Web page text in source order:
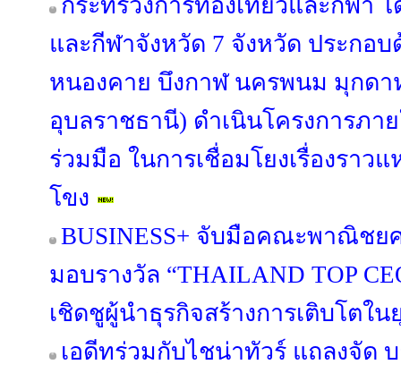
กระทรวงการท่องเที่ยวและกีฬา
และกีฬาจังหวัด 7 จังหวัด ประกอบ
หนองคาย บึงกาฬ นครพนม มุกดา
อุบลราชธานี) ดำเนินโครงการภ
ร่วมมือ ในการเชื่อมโยงเรื่องราว
โขง
BUSINESS+ จับมือคณะพาณิชย
มอบรางวัล “THAILAND TOP
เชิดชูผู้นำธุรกิจสร้างการเติบโตใน
เอดีทร่วมกับไชน่าทัวร์ แถลงจัด